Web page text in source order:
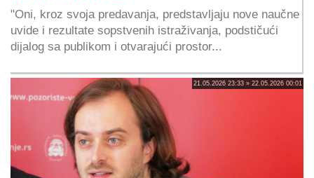
"Oni, kroz svoja predavanja, predstavljaju nove naučne
uvide i rezultate sopstvenih istraživanja, podstičući
dijalog sa publikom i otvarajući prostor...
21.05.2026 23:33 » 22.05.2026 00:01